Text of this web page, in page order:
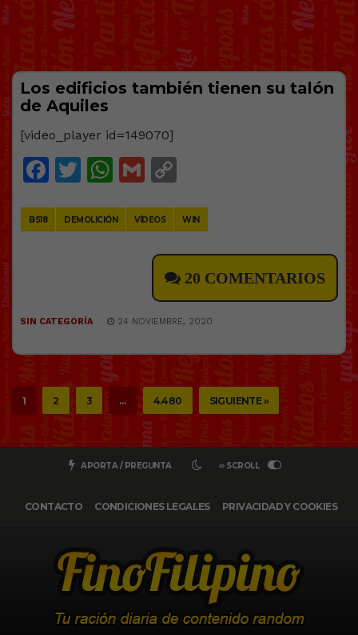
Los edificios también tienen su talón
de Aquiles
[video_player id=149070]
Facebook
Twitter
WhatsApp
Gmail
BS18 DEMOLICIÓN VÍDEOS WIN
20 COMENTARIOS
SIN CATEGORÍA 24 NOVIEMBRE, 2020
1 2 3 … 4.480 SIGUIENTE »
APORTA / PREGUNTA ∞ SCROLL
CONTACTO CONDICIONES LEGALES PRIVACIDAD Y COOKIES